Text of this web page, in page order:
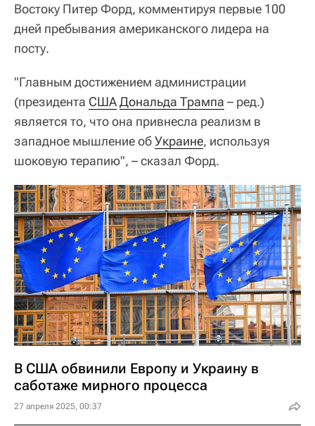
Востоку Питер Форд, комментируя первые 100
дней пребывания американского лидера на
посту.
"Главным достижением администрации
(президента СШАДональда Трампа – ред.)
является то, что она привнесла реализм в
западное мышление обУкраине, используя
шоковую терапию", – сказал Форд.
В США обвинили Европу и Украину в
саботаже мирного процесса
27 апреля 2025, 00:37